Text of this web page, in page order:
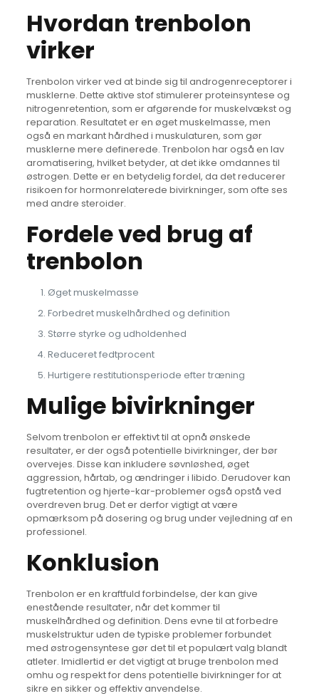
Hvordan trenbolon
virker
Trenbolon virker ved at binde sig til androgenreceptorer i
musklerne. Dette aktive stof stimulerer proteinsyntese og
nitrogenretention, som er afgørende for muskelvækst og
reparation. Resultatet er en øget muskelmasse, men
også en markant hårdhed i muskulaturen, som gør
musklerne mere definerede. Trenbolon har også en lav
aromatisering, hvilket betyder, at det ikke omdannes til
østrogen. Dette er en betydelig fordel, da det reducerer
risikoen for hormonrelaterede bivirkninger, som ofte ses
med andre steroider.
Fordele ved brug af
trenbolon
Øget muskelmasse
Forbedret muskelhårdhed og definition
Større styrke og udholdenhed
Reduceret fedtprocent
Hurtigere restitutionsperiode efter træning
Mulige bivirkninger
Selvom trenbolon er effektivt til at opnå ønskede
resultater, er der også potentielle bivirkninger, der bør
overvejes. Disse kan inkludere søvnløshed, øget
aggression, hårtab, og ændringer i libido. Derudover kan
fugtretention og hjerte-kar-problemer også opstå ved
overdreven brug. Det er derfor vigtigt at være
opmærksom på dosering og brug under vejledning af en
professionel.
Konklusion
Trenbolon er en kraftfuld forbindelse, der kan give
enestående resultater, når det kommer til
muskelhårdhed og definition. Dens evne til at forbedre
muskelstruktur uden de typiske problemer forbundet
med østrogensyntese gør det til et populært valg blandt
atleter. Imidlertid er det vigtigt at bruge trenbolon med
omhu og respekt for dens potentielle bivirkninger for at
sikre en sikker og effektiv anvendelse.